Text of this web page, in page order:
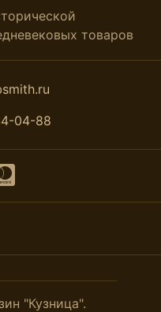
товаров
04-88
"Кузница".